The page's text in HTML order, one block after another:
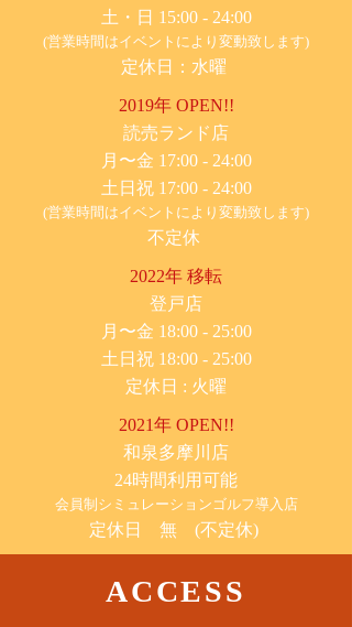
土・日 15:00 - 24:00
(営業時間はイベントにより変動致します)
定休日：水曜
2019年 OPEN!!
​読売ランド店
月〜金 17:00 - 24:00
土日祝 17:00 - 24:00
(営業時間はイベントにより変動致します)
不定休
2022年 移転
​登戸店
月〜金 18:00 - 25:00
土日祝 18:00 - 25:00
​定休日 : 火曜
2021年 OPEN!!
​和泉多摩川店
24時間利用可能
​会員制シミュレーションゴルフ導入店
定休日 無 (不定休)
ACCESS